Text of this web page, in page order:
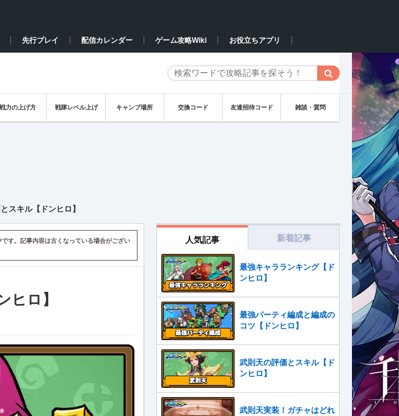
先行プレイ 配信カレンダー ゲーム攻略Wiki お役立ちアプリ
戦力の上げ方 戦隊レベル上げ キャンプ場所 交換コード 友達招待コード 雑談・質問
スキル【ドンヒロ】
す。記事内容は古くなっている場合がござい
ヒロ】
人気記事 新着記事
最強キャラランキング【ド
ンヒロ】
最強パーティ編成と編成の
コツ【ドンヒロ】
武則天の評価とスキル【ド
ンヒロ】
武則天実装！ガチャはどれ